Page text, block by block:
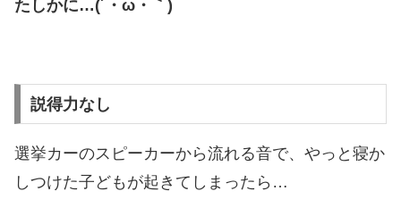
たしかに…(´・ω・｀)
説得力なし
選挙カーのスピーカーから流れる音で、やっと寝か
しつけた子どもが起きてしまったら…